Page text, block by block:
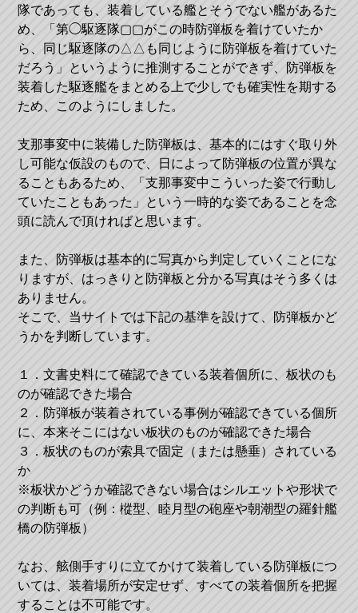
隊であっても、装着している艦とそうでない艦があるた
め、「第◯駆逐隊▢▢がこの時防弾板を着けていたか
ら、同じ駆逐隊の△△も同じように防弾板を着けていた
だろう」というように推測することができず、防弾板を
装着した駆逐艦をまとめる上で少しでも確実性を期する
ため、このようにしました。
支那事変中に装備した防弾板は、基本的にはすぐ取り外
し可能な仮設のもので、日によって防弾板の位置が異な
ることもあるため、「支那事変中こういった姿で行動し
ていたこともあった」という一時的な姿であることを念
頭に読んで頂ければと思います。
また、防弾板は基本的に写真から判定していくことにな
りますが、はっきりと防弾板と分かる写真はそう多くは
ありません。
そこで、当サイトでは下記の基準を設けて、防弾板かど
うかを判断しています。
１．文書史料にて確認できている装着個所に、板状のも
のが確認できた場合
２．防弾板が装着されている事例が確認できている個所
に、本来そこにはない板状のものが確認できた場合
３．板状のものが索具で固定（または懸垂）されている
か
※板状かどうか確認できない場合はシルエットや形状で
の判断も可（例：樅型、睦月型の砲座や朝潮型の羅針艦
橋の防弾板）
なお、舷側手すりに立てかけて装着している防弾板につ
いては、装着場所が安定せず、すべての装着個所を把握
することは不可能です。